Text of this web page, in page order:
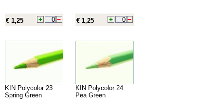
€ 1,25 € 1,25
KIN Polycolor 23
Spring Green
KIN Polycolor 24
Pea Green